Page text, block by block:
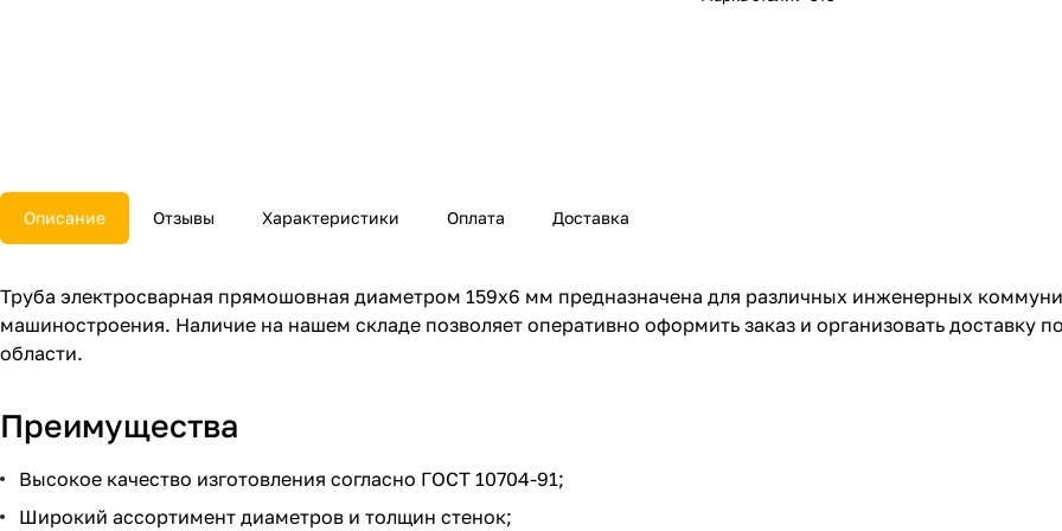
Описание Отзывы Характеристики Оплата Доставка
Труба электросварная прямошовная диаметром 159x6 мм предназначена для различных инженерных
машиностроения. Наличие на нашем складе позволяет оперативно оформить заказ и организовать доставку
области.
Преимущества
Высокое качество изготовления согласно ГОСТ 10704-91;
Широкий ассортимент диаметров и толщин стенок;